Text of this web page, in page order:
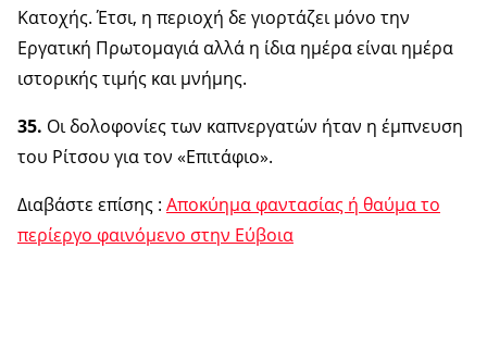
Κατοχής. Έτσι, η περιοχή δε γιορτάζει μόνο την
Εργατική Πρωτομαγιά αλλά η ίδια ημέρα είναι ημέρα
ιστορικής τιμής και μνήμης.
35. Οι δολοφονίες των καπνεργατών ήταν η έμπνευση
του Ρίτσου για τον «Επιτάφιο».
Διαβάστε επίσης : Αποκύημα φαντασίας ή θαύμα το
περίεργο φαινόμενο στην Εύβοια